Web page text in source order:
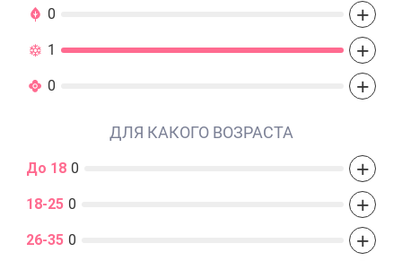
0 +
1 +
0 +
ДЛЯ КАКОГО ВОЗРАСТА
До 18 0 +
18-25 0 +
26-35 0 +